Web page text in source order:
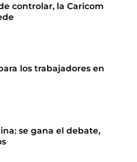
controlar, la Caricom
los trabajadores en
se gana el debate,